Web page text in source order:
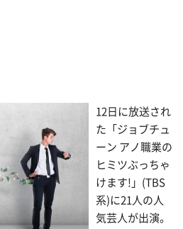
12日に放送され
た「ジョブチュ
ーン アノ職業の
ヒミツぶっちゃ
けます!」(TBS
系)に21人の人
気芸人が出演。